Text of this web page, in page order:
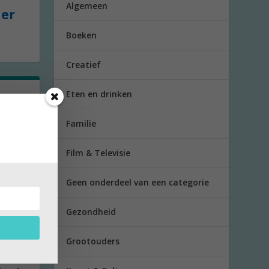
de
Algemeen
Boeken
Creatief
Eten en drinken
Familie
Film & Televisie
Geen onderdeel van een categorie
Gezondheid
Grootouders